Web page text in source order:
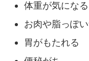
体重が気になる
お肉や脂っぽ
胃がもたれる